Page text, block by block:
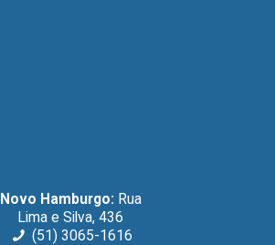
Novo Hamburgo: Rua
Lima e Silva, 436
(51) 3065-1616